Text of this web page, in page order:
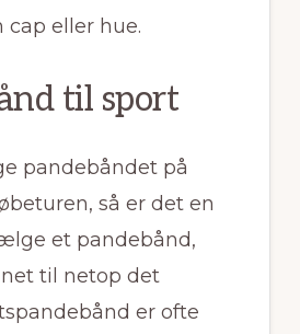
cap eller hue.
til sport
pandebåndet på
så er det en
et pandebånd,
til netop det
er ofte